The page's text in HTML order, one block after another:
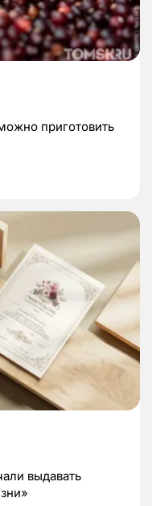
приготовить
выдавать